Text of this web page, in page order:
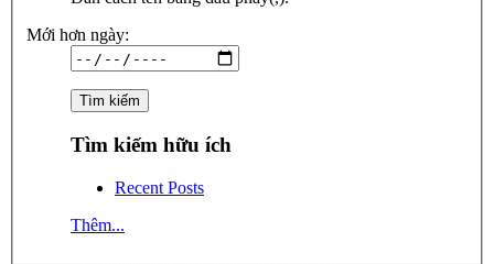
Mới hơn ngày:
Tìm kiếm hữu ích
Recent Posts
Thêm...